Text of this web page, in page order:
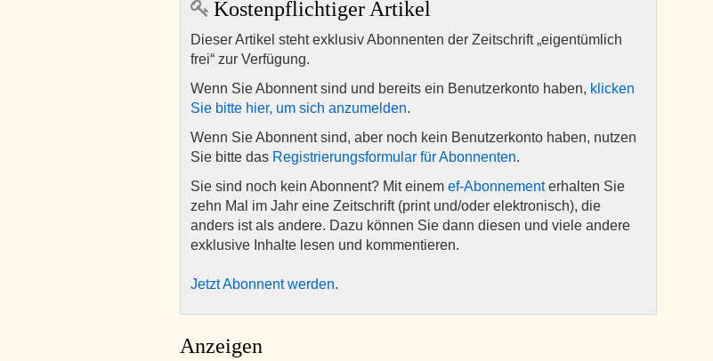
Kostenpflichtiger Artikel
Dieser Artikel steht exklusiv Abonnenten der Zeitschrift „eigentümlich
frei“ zur Verfügung.
Wenn Sie Abonnent sind und bereits ein Benutzerkonto haben, klicken
Sie bitte hier, um sich anzumelden.
Wenn Sie Abonnent sind, aber noch kein Benutzerkonto haben, nutzen
Sie bitte das Registrierungsformular für Abonnenten.
Sie sind noch kein Abonnent? Mit einem ef-Abonnementerhalten Sie
zehn Mal im Jahr eine Zeitschrift (print und/oder elektronisch), die
anders ist als andere. Dazu können Sie dann diesen und viele andere
exklusive Inhalte lesen und kommentieren.
Jetzt Abonnent werden.
Anzeigen